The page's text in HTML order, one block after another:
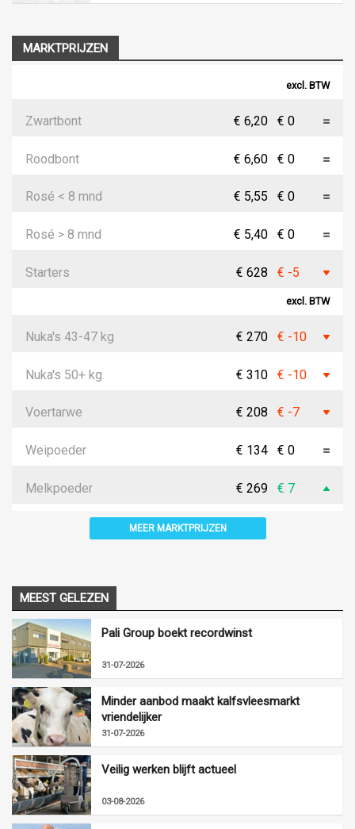
MARKTPRIJZEN
excl. BTW
Zwartbont € 6,20 € 0
Roodbont € 6,60 € 0
Rosé < 8 mnd € 5,55 € 0
Rosé > 8 mnd € 5,40 € 0
Starters € 628 € -5
excl. BTW
Nuka's 43-47 kg € 270 € -10
Nuka's 50+ kg € 310 € -10
Voertarwe € 208 € -7
Weipoeder € 134 € 0
Melkpoeder € 269 € 7
MEER MARKTPRIJZEN
MEEST GELEZEN
Pali Group boekt recordwinst
31-07-2026
Minder aanbod maakt kalfsvleesmarkt
vriendelijker
31-07-2026
Veilig werken blijft actueel
03-08-2026